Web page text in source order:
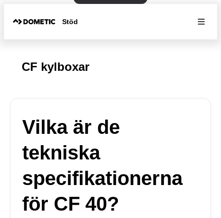
Stöd
CF kylboxar
Vilka är de
tekniska
specifikationerna
för CF 40?